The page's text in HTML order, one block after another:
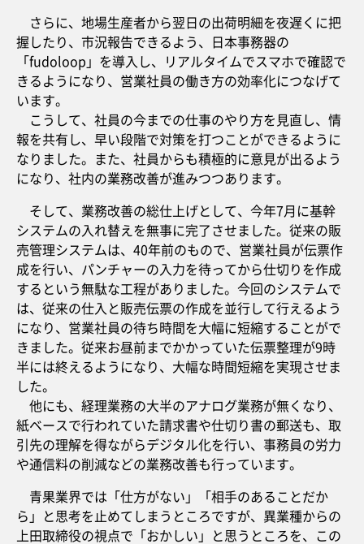
さらに、地場生産者から翌日の出荷明細を夜遅くに把
握したり、市況報告できるよう、日本事務器の
「fudoloop」を導入し、リアルタイムでスマホで確認で
きるようになり、営業社員の働き方の効率化につなげて
います。
こうして、社員の今までの仕事のやり方を見直し、情
報を共有し、早い段階で対策を打つことができるように
なりました。また、社員からも積極的に意見が出るよう
になり、社内の業務改善が進みつつあります。
そして、業務改善の総仕上げとして、今年7月に基幹
システムの入れ替えを無事に完了させました。従来の販
売管理システムは、40年前のもので、営業社員が伝票作
成を行い、パンチャーの入力を待ってから仕切りを作成
するという無駄な工程がありました。今回のシステムで
は、従来の仕入と販売伝票の作成を並行して行えるよう
になり、営業社員の待ち時間を大幅に短縮することがで
きました。従来お昼前までかかっていた伝票整理が9時
半には終えるようになり、大幅な時間短縮を実現させま
した。
他にも、経理業務の大半のアナログ業務が無くなり、
紙ベースで行われていた請求書や仕切り書の郵送も、取
引先の理解を得ながらデジタル化を行い、事務員の労力
や通信料の削減などの業務改善も行っています。
青果業界では「仕方がない」「相手のあることだか
ら」と思考を止めてしまうところですが、異業種からの
上田取締役の視点で「おかしい」と思うところを、この